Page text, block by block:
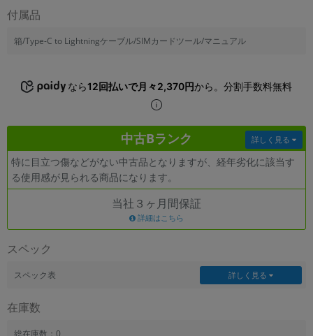
付属品
箱/Type-C to Lightningケーブル/SIMカードツール/マニュアル
なら12回払いで月々2,370円から。分割手数料無料
中古Bランク
特に目立つ傷などがない中古品となりますが、経年劣化に該当す
る使用感が見られる商品になります。
詳しく見る
当社３ヶ月間保証
詳細はこちら
スペック
スペック表 詳しく見る
在庫数
総在庫数：0
CPU
CPUの絞り込み
OS
メモリ
容量
~
~